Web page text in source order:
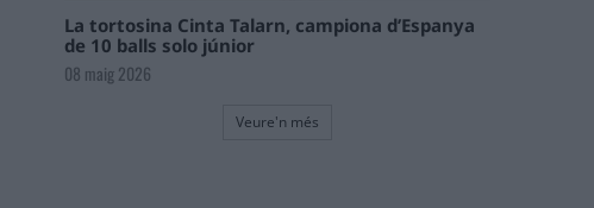
La tortosina Cinta Talarn, campiona d’Espanya
de 10 balls solo júnior
08 maig 2026
Veure'n més